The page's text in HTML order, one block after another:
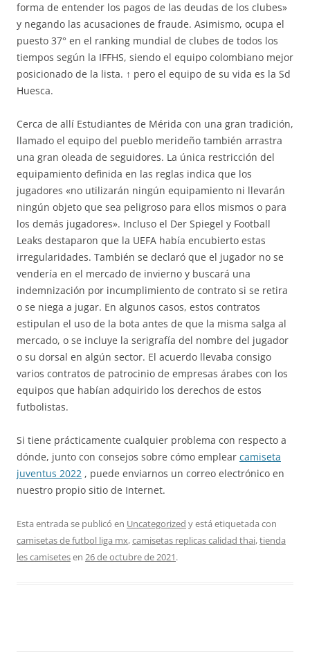
forma de entender los pagos de las deudas de los clubes»
y negando las acusaciones de fraude. Asimismo, ocupa el
puesto 37° en el ranking mundial de clubes de todos los
tiempos según la IFFHS, siendo el equipo colombiano mejor
posicionado de la lista. ↑ pero el equipo de su vida es la Sd
Huesca.
Cerca de allí Estudiantes de Mérida con una gran tradición,
llamado el equipo del pueblo merideño también arrastra
una gran oleada de seguidores. La única restricción del
equipamiento definida en las reglas indica que los
jugadores «no utilizarán ningún equipamiento ni llevarán
ningún objeto que sea peligroso para ellos mismos o para
los demás jugadores». Incluso el Der Spiegel y Football
Leaks destaparon que la UEFA había encubierto estas
irregularidades. También se declaró que el jugador no se
vendería en el mercado de invierno y buscará una
indemnización por incumplimiento de contrato si se retira
o se niega a jugar. En algunos casos, estos contratos
estipulan el uso de la bota antes de que la misma salga al
mercado, o se incluye la serigrafía del nombre del jugador
o su dorsal en algún sector. El acuerdo llevaba consigo
varios contratos de patrocinio de empresas árabes con los
equipos que habían adquirido los derechos de estos
futbolistas.
Si tiene prácticamente cualquier problema con respecto a
dónde, junto con consejos sobre cómo emplear camiseta
juventus 2022 , puede enviarnos un correo electrónico en
nuestro propio sitio de Internet.
Esta entrada se publicó en Uncategorized y está etiquetada con
camisetas de futbol liga mx,camisetas replicas calidad thai,tienda
les camisetesen 26 de octubre de 2021.